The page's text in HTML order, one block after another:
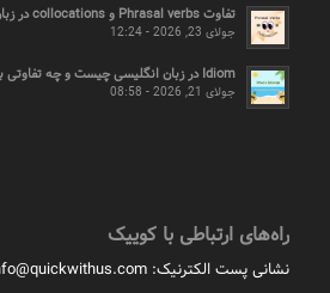
تفاوت Phrasal verbs و collocations در زبان انگلیسی
جولای 23, 2026 - 12:24
Idiom در زبان انگلیسی چیست و چه تفاوتی با Collocation دارد؟
جولای 21, 2026 - 08:58
راه‌های ارتباطی با کوییک
نشانی پست الکترنیک: